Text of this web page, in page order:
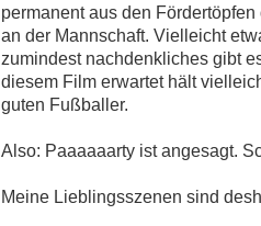
permanent aus den
an der Mannschaft. Vielleicht
zumindest nachdenkliches gibt
diesem Film erwartet hält
guten Fußballer.
Also: Paaaaaarty ist angesagt.
Meine Lieblingsszenen sind